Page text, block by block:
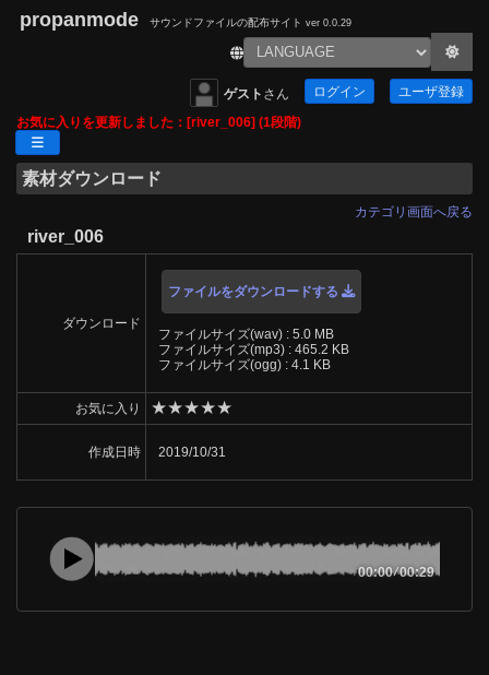
propanmode サウンドファイルの配布サイト ver 0.0.29
ゲスト さん ログイン ユーザ登録
お気に入りを更新しました：[river_006] (1段階)
素材ダウンロード
カテゴリ画面へ戻る
river_006
ダウンロード
ファイルをダウンロードする
ファイルサイズ(wav) : 5.0 MB
ファイルサイズ(mp3) : 465.2 KB
ファイルサイズ(ogg) : 4.1 KB
お気に入り ★★★★★
作成日時 2019/10/31
00:00/00:29